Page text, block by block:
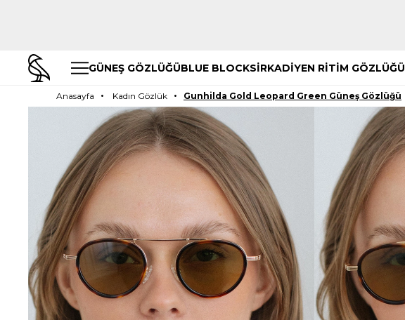
GÜNEŞ GÖZLÜĞÜBLUE BLOCKSİRKADİYEN RİTİM GÖZLÜĞÜ
Anasayfa Kadın Gözlük Gunhilda Gold Leopard Green Güneş Gözlüğü